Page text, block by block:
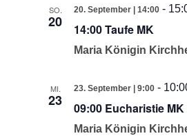
SO.
20
20. September | 14:00 -
14:00 Taufe MK
Maria Königin
MI.
23
23. September | 9:00 -
09:00 Eucharistie MK
Maria Königin